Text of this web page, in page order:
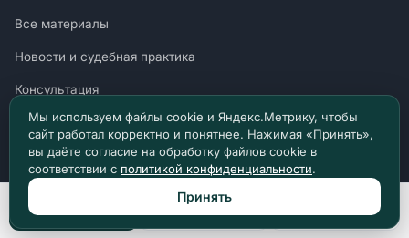
Все материалы
Новости и судебная практика
Консультация
Канал в Telegram
Канал в Max
Политика конфиденциальности
Мы используем файлы cookie и Яндекс.Метрику, чтобы
сайт работал корректно и понятнее. Нажимая «Принять»,
вы даёте согласие на обработку файлов cookie в
соответствии с политикой конфиденциальности.
Принять